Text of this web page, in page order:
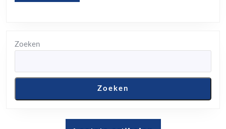
Zoeken
Zoeken